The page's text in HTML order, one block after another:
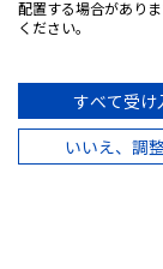
20
配置する場合があり
ください。
すべて受け
いいえ、調